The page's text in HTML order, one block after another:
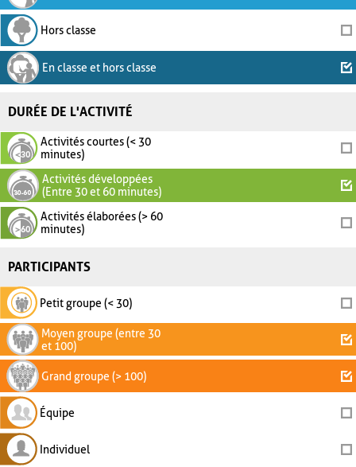
Hors classe
En classe et hors classe
DURÉE DE L'ACTIVITÉ
Activités courtes (< 30
minutes)
Activités développées
(Entre 30 et 60 minutes)
Activités élaborées (> 60
minutes)
PARTICIPANTS
Petit groupe (< 30)
Moyen groupe (entre 30
et 100)
Grand groupe (> 100)
Équipe
Individuel